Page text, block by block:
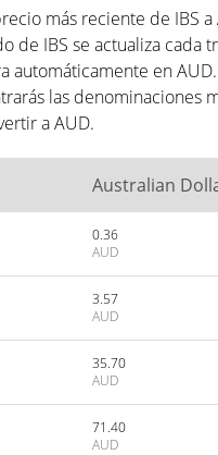
más reciente de IBS a
de IBS se actualiza cada
automáticamente en
las denominaciones
a AUD.
Australian
0.36
AUD
3.57
AUD
35.70
AUD
71.40
AUD